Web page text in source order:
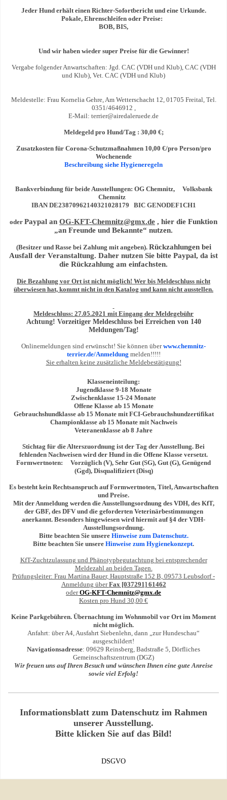
Jeder Hund erhält einen Richter-Sofortbericht und eine Urkunde.
Pokale, Ehrenschleifen oder Preise:
BOB, BIS,
Und wir haben wieder super Preise für die Gewinner!
Vergabe folgender Anwartschaften: Jgd. CAC (VDH und Klub), CAC (VDH
und Klub), Vet. CAC (VDH und Klub)
Meldestelle: Frau Kornelia Gehre, Am Wetterschacht 12, 01705 Freital, Tel.
0351/4646912 ,
E-Mail: terrier@airedaleruede.de
Meldegeld pro Hund/Tag : 30,00 €;
Zusatzkosten für Corona-Schutzmaßnahmen 10,00 €/pro Person/pro
Wochenende
Beschreibung siehe Hygieneregeln
Bankverbindung für beide Ausstellungen: OG Chemnitz, Volksbank
Chemnitz
IBAN DE23870962140321028179 BIC GENODEF1CH1
oder Paypal an OG-KFT-Chemnitz@gmx.de , hier die Funktion
„an Freunde und Bekannte“ nutzen.
(Besitzer und Rasse bei Zahlung mit angeben). Rückzahlungen bei
Ausfall der Veranstaltung. Daher nutzen Sie bitte Paypal, da ist
die Rückzahlung am einfachsten.
Die Bezahlung vor Ort ist nicht möglich! Wer bis Meldeschluss nicht
überwiesen hat, kommt nicht in den Katalog und kann nicht ausstellen.
Meldeschluss: 27.05.2021 mit Eingang der Meldegebühr
Achtung! Vorzeitiger Meldeschluss bei Erreichen von 140
Meldungen/Tag!
Onlinemeldungen sind erwünscht! Sie können überwww.chemnitz-
terrier.de/Anmeldung melden!!!!!
Sie erhalten keine zusätzliche Meldebestätigung!
Klasseneinteilung:
Jugendklasse 9-18 Monate
Zwischenklasse 15-24 Monate
Offene Klasse ab 15 Monate
Gebrauchshundklasse ab 15 Monate mit FCI-Gebrauchshundzertifikat
Championklasse ab 15 Monate mit Nachweis
Veteranenklasse ab 8 Jahre
Stichtag für die Alterszuordnung ist der Tag der Ausstellung. Bei
fehlenden Nachweisen wird der Hund in die Offene Klasse versetzt.
Formwertnoten: Vorzüglich (V), Sehr Gut (SG), Gut (G), Genügend
(Ggd), Disqualifiziert (Disq)
Es besteht kein Rechtsanspruch auf Formwertnoten, Titel, Anwartschaften
und Preise.
Mit der Anmeldung werden die Ausstellungsordnung des VDH, des KfT,
der GBF, des DFV und die geforderten Veterinärbestimmungen
anerkannt. Besonders hingewiesen wird hiermit auf §4 der VDH-
Ausstellungsordnung.
Bitte beachten Sie unsere Hinweise zum Datenschutz.
Bitte beachten Sie unsere Hinweise zum Hygienekonzept.
KfT-Zuchtzulassung und Phänotypbegutachtung bei entsprechender
Meldezahl an beiden Tagen.
Prüfungsleiter: Frau Martina Bauer, Hauptstraße 152 B, 09573 Leubsdorf -
Anmeldung überFax [037291] 61462
oderOG-KFT-Chemnitz@gmx.de
Kosten pro Hund 30,00 €
Keine Parkgebühren. Übernachtung im Wohnmobil vor Ort im Moment
nicht möglich.
Anfahrt: über A4, Ausfahrt Siebenlehn, dann „zur Hundeschau“
ausgeschildert!
Navigationsadresse: 09629 Reinsberg, Badstraße 5, Dörfliches
Gemeinschaftszentrum (DGZ)
Wir freuen uns auf Ihren Besuch und wünschen Ihnen eine gute Anreise
sowie viel Erfolg!
Informationsblatt zum Datenschutz im Rahmen
unserer Ausstellung.
Bitte klicken Sie auf das Bild!
DSGVO